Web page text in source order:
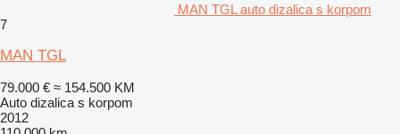
MAN TGL auto dizalica s korpom
7
MAN TGL
79.000 € ≈ 154.500 KM
Auto dizalica s korpom
2012